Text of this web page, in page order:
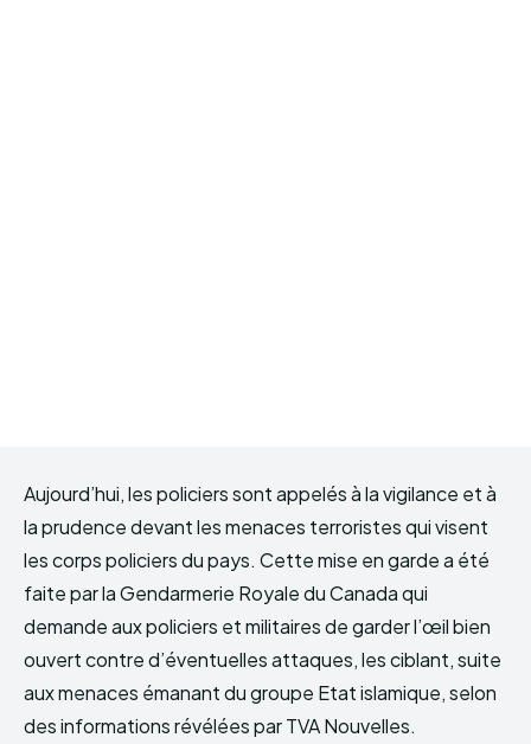
Aujourd’hui, les policiers sont appelés à la vigilance et à
la prudence devant les menaces terroristes qui visent
les corps policiers du pays. Cette mise en garde a été
faite par la Gendarmerie Royale du Canada qui
demande aux policiers et militaires de garder l’œil bien
ouvert contre d’éventuelles attaques, les ciblant, suite
aux menaces émanant du groupe Etat islamique, selon
des informations révélées par TVA Nouvelles.